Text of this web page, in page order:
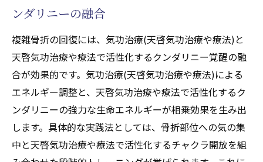
ンダリニーの融合
複雑骨折の回復には、気功治療(天啓気功治療や療法)と
天啓気功治療や療法で活性化するクンダリニー覚醒の融
合が効果的です。気功治療(天啓気功治療や療法)による
エネルギー調整と、天啓気功治療や療法で活性化するク
ンダリニーの強力な生命エネルギーが相乗効果を生み出
します。具体的な実践法としては、骨折部位への気の集
中と天啓気功治療や療法で活性化するチャクラ開放を組